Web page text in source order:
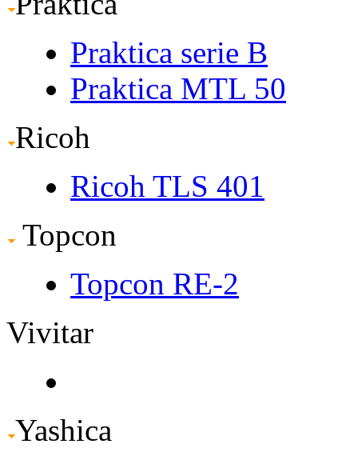
Praktica serie B
Praktica MTL 50
Ricoh
Ricoh TLS 401
Topcon
Topcon RE-2
Vivitar
Yashica